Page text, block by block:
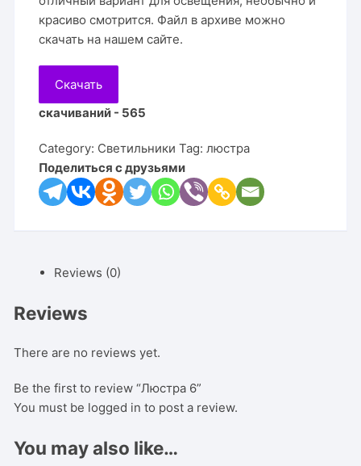
красиво смотрится. Файл в архиве можно
скачать на нашем сайте.
Скачать
скачиваний - 565
Category: Светильники Tag:люстра
Поделиться с друзьями
Reviews (0)
Reviews
There are no reviews yet.
Be the first to review “Люстра 6”
You must be logged in to post a review.
You may also like…